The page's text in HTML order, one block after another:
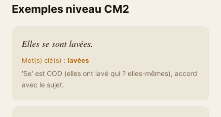
Exemples niveau CM2
Elles se sont lavées.
Mot(s) clé(s) : lavées
'Se' est COD (elles ont lavé qui ? elles-mêmes), accord
avec le sujet.